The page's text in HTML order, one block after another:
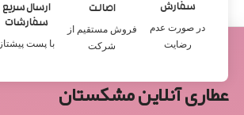
سفارش
در صورت عدم
رضایت
اصالت
فروش مستقیم از
شرکت
ارسال سریع
سفارشات
با پست پیشتاز
عطاری آنلاین مشکستان